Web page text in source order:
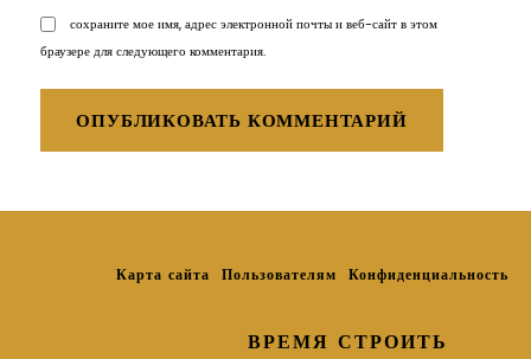
сохраните мое имя, адрес электронной почты и веб-сайт в этом
браузере для следующего комментария.
Карта сайта Пользователям Конфиденциальность
ВРЕМЯ СТРОИТЬ